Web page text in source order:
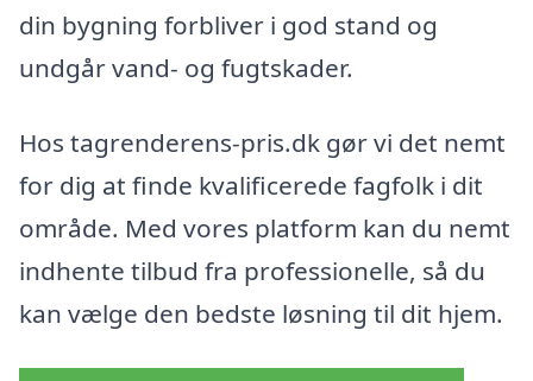
din bygning forbliver i god stand og
undgår vand- og fugtskader.
Hos tagrenderens-pris.dk gør vi det nemt
for dig at finde kvalificerede fagfolk i dit
område. Med vores platform kan du nemt
indhente tilbud fra professionelle, så du
kan vælge den bedste løsning til dit hjem.